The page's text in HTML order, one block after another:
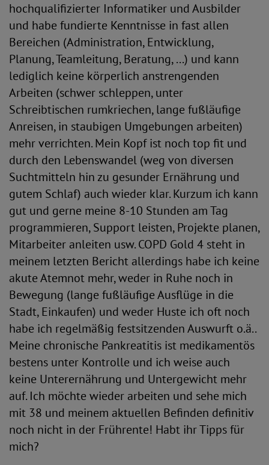
hochqualifizierter Informatiker und Ausbilder
und habe fundierte Kenntnisse in fast allen
Bereichen (Administration, Entwicklung,
Planung, Teamleitung, Beratung, ...) und kann
lediglich keine körperlich anstrengenden
Arbeiten (schwer schleppen, unter
Schreibtischen rumkriechen, lange fußläufige
Anreisen, in staubigen Umgebungen arbeiten)
mehr verrichten. Mein Kopf ist noch top fit und
durch den Lebenswandel (weg von diversen
Suchtmitteln hin zu gesunder Ernährung und
gutem Schlaf) auch wieder klar. Kurzum ich kann
gut und gerne meine 8-10 Stunden am Tag
programmieren, Support leisten, Projekte planen,
Mitarbeiter anleiten usw. COPD Gold 4 steht in
meinem letzten Bericht allerdings habe ich keine
akute Atemnot mehr, weder in Ruhe noch in
Bewegung (lange fußläufige Ausflüge in die
Stadt, Einkaufen) und weder Huste ich oft noch
habe ich regelmäßig festsitzenden Auswurft o.ä..
Meine chronische Pankreatitis ist medikamentös
bestens unter Kontrolle und ich weise auch
keine Unterernährung und Untergewicht mehr
auf. Ich möchte wieder arbeiten und sehe mich
mit 38 und meinem aktuellen Befinden definitiv
noch nicht in der Frührente! Habt ihr Tipps für
mich?